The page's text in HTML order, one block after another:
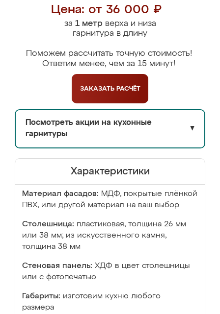
Цена: от 36 000 ₽
за 1 метрверха и низа
гарнитура в длину
Поможем рассчитать точную стоимость!
Ответим менее, чем за 15 минут!
ЗАКАЗАТЬ РАСЧЁТ
Посмотреть акции на кухонные
гарнитуры
▼
Характеристики
Материал фасадов: МДФ, покрытые плёнкой
ПВХ, или другой материал на ваш выбор
Столешница: пластиковая, толщина 26 мм
или 38 мм; из искусственного камня,
толщина 38 мм
Стеновая панель: ХДФ в цвет столешницы
или с фотопечатью
Габариты: изготовим кухню любого
размера